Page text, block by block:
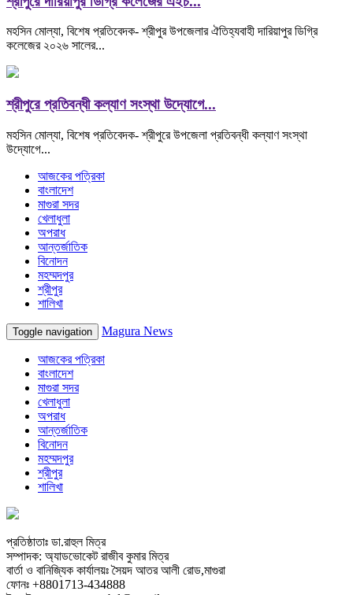
মহসিন মোল্যা, বিশেষ প্রতিবেদক- শ্রীপুর উপজেলার ঐতিহ্যবাহী দারিয়াপুর ডিগ্রি
কলেজের ২০২৬ সালের...
শ্রীপুরে প্রতিবন্ধী কল্যাণ সংস্থা উদ্যোগে...
মহসিন মোল্যা, বিশেষ প্রতিবেদক- শ্রীপুরে উপজেলা প্রতিবন্ধী কল্যাণ সংস্থা
উদ্যোগে...
আজকের পত্রিকা
বাংলাদেশ
মাগুরা সদর
খেলাধুলা
অপরাধ
আন্তর্জাতিক
বিনোদন
মহম্মদপুর
শ্রীপুর
শালিখা
Toggle navigation Magura News
আজকের পত্রিকা
বাংলাদেশ
মাগুরা সদর
খেলাধুলা
অপরাধ
আন্তর্জাতিক
বিনোদন
মহম্মদপুর
শ্রীপুর
শালিখা
প্রতিষ্ঠাতাঃ ডা.রাহুল মিত্র
সম্পাদক: অ্যাডভোকেট রাজীব কুমার মিত্র
বার্তা ও বানিজ্যিক কার্যালয়ঃ সৈয়দ আতর আলী রোড,মাগুরা
ফোনঃ +8801713-434888